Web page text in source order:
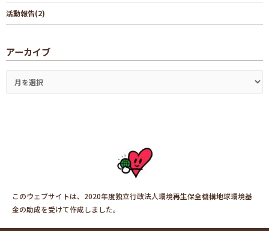
活動報告(2)
アーカイブ
このウェブサイトは、2020年度独立行政法人環境再生保全機構地球環境基
金の助成を受けて作成しました。